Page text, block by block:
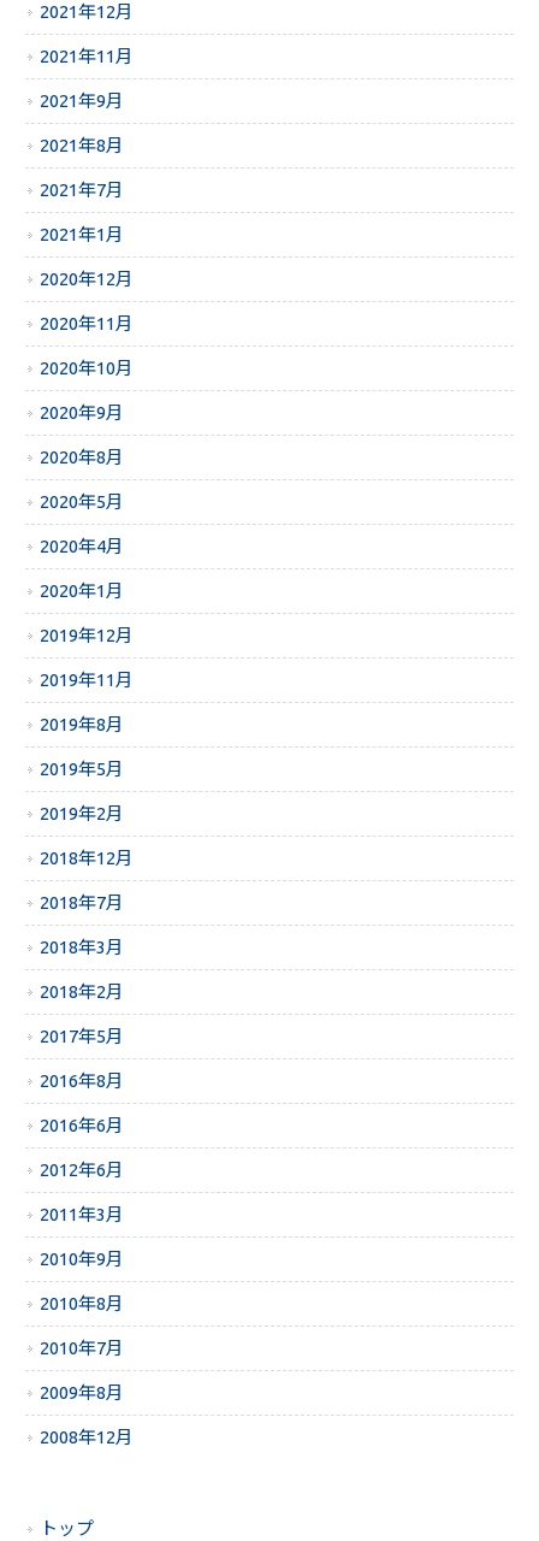
2021年12月
2021年11月
2021年9月
2021年8月
2021年7月
2021年1月
2020年12月
2020年11月
2020年10月
2020年9月
2020年8月
2020年5月
2020年4月
2020年1月
2019年12月
2019年11月
2019年8月
2019年5月
2019年2月
2018年12月
2018年7月
2018年3月
2018年2月
2017年5月
2016年8月
2016年6月
2012年6月
2011年3月
2010年9月
2010年8月
2010年7月
2009年8月
2008年12月
トップ